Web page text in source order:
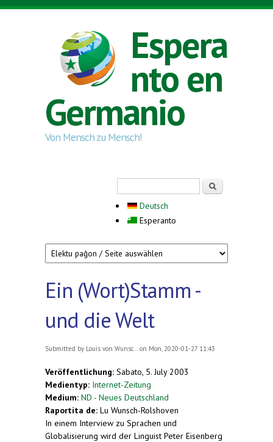
Skip to main content
Espera
nto en
Germanio
Von Mensch zu Mensch!
Deutsch
Esperanto
Ein (Wort)Stamm -
und die Welt
Submitted by Louis von Wunsc... on Mon, 2020-01-27 11:43
Veröffentlichung: Sabato, 5. July 2003
Medientyp: Internet-Zeitung
Medium: ND - Neues Deutschland
Raportita de: Lu Wunsch-Rolshoven
In einem Interview zu Sprachen und
Globalisierung wird der Linguist Peter Eisenberg